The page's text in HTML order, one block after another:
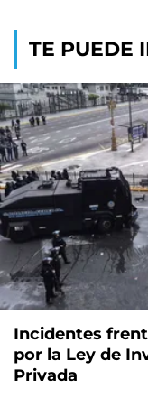
TE PUEDE
Incidentes
por la Ley de
Privada